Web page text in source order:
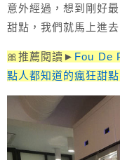
意外經過，想到剛好
甜點，我們就馬上進
🎀推薦閱讀► Fou De
點人都知道的瘋狂甜